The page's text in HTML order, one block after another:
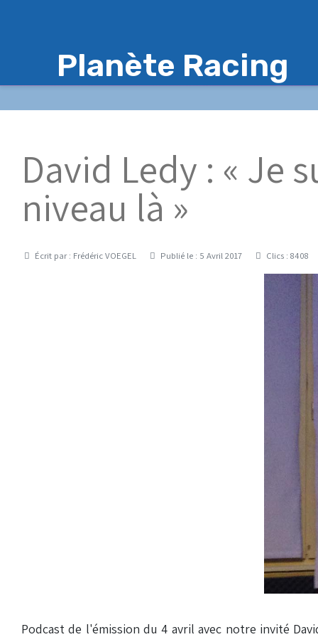
Planète Racing
David Ledy : « Je
niveau là »
DétailsÉcrit par : Frédéric VOEGEL Publié le : 5 Avril 2017 Clics : 8408
Podcast de l'émission du 4 avril avec notre invité